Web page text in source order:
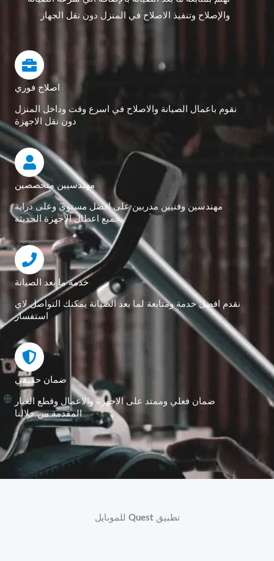
والإصلاح وتنفيذ الاصلاح في المنزل دون نقل الجهاز
اصلاح فوري
نقوم باعمال الصيانة والاصلاح في اسرع وقت وداخل المنزل
دون نقل الاجهزة
مهندسيين متخصصين
مهندسين وفنيين مدربين على افضل مستوى وعلى دراية
بجميع اعطال الاجهزة الحديثة
خدمة ما بعد الصيانة
نقدم افضل خدمة ومتابعة لما بعد الصيانة يمكنك التواصل لاي
استفسار
ضمان حقيقي
ضمان فعلي وممتد على الاجهزة والاعمال وقطع الغيار
المقدمة من خلالنا
تطبيقQuestللموبايل